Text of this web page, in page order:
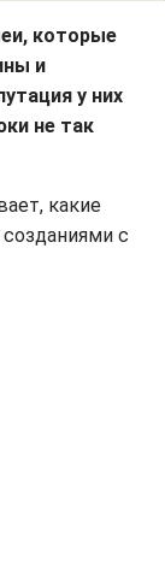
которые
и
у них
не так
какие
с